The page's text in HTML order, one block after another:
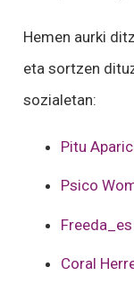
Hemen aurki
eta sortzen
sozialetan:
Pitu
Psico
Freeda_es
Coral